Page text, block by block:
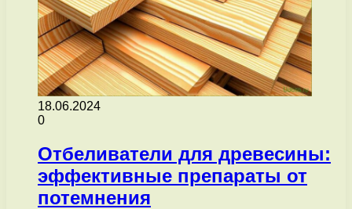
18.06.2024
0
Отбеливатели для древесины:
эффективные препараты от
потемнения